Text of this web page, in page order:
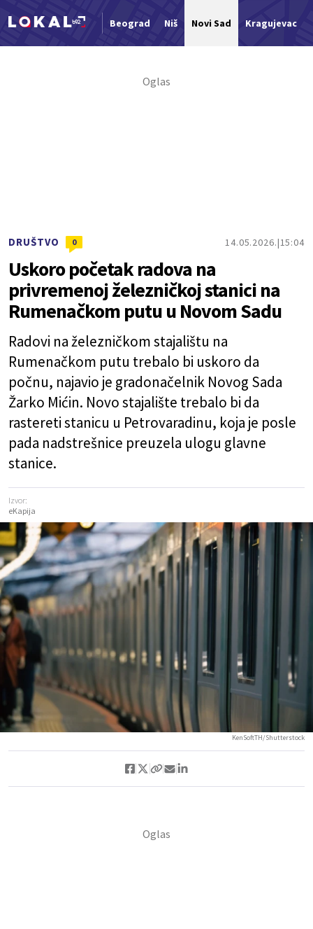
Beograd Niš Novi Sad Kragujevac
DRUŠTVO 0 14.05.2026. 15:04
Uskoro početak radova na
privremenoj železničkoj stanici na
Rumenačkom putu u Novom Sadu
Radovi na železničkom stajalištu na
Rumenačkom putu trebalo bi uskoro da
počnu, najavio je gradonačelnik Novog Sada
Žarko Mićin. Novo stajalište trebalo bi da
rastereti stanicu u Petrovaradinu, koja je posle
pada nadstrešnice preuzela ulogu glavne
stanice.
Izvor:
eKapija
KenSoftTH/Shutterstock